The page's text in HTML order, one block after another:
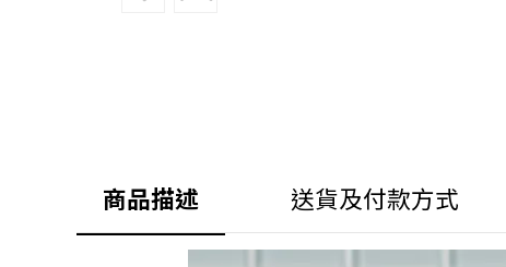
商品描述 送貨及付款方式